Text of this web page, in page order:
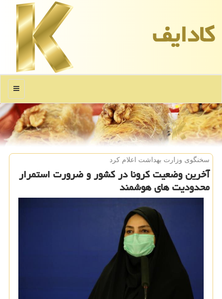
كادایف
منو
سخنگوی وزارت بهداشت اعلام كرد
آخرین وضعیت كرونا در كشور و ضرورت استمرار
محدودیت های هوشمند